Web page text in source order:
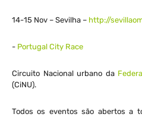
14-15 Nov – Sevilha – http://
​- ​ Portugal City Race
Circuito Nacional urbano da
(CiNU).
Todos os eventos são abertos a